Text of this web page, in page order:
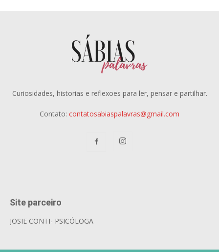
Curiosidades, historias e reflexoes para ler, pensar e partilhar.
Contato: contatosabiaspalavras@gmail.com
Site parceiro
JOSIE CONTI- PSICÓLOGA